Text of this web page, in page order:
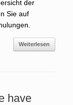
der
Sie auf
Weiterlesen
have